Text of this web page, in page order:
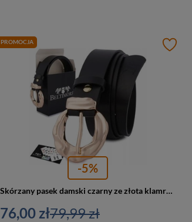
PROMOCJA
-5%
Skórzany pasek damski czarny ze złota klamrą - Beltimore D96
76,00 zł79,99 zł